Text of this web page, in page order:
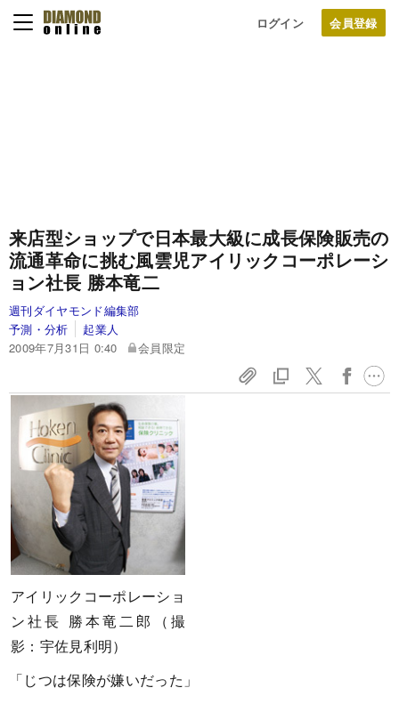
ログイン
来店型ショップで日本最大級に成長保険販売の
流通革命に挑む風雲児アイリックコーポレーシ
ョン社長 勝本竜二
週刊ダイヤモンド編集部
予測・分析
起業人
2009年7月31日 0:40
会員限定
アイリックコーポレーショ
ン社長 勝本竜二郎（撮
影：宇佐見利明）
「じつは保険が嫌いだった」